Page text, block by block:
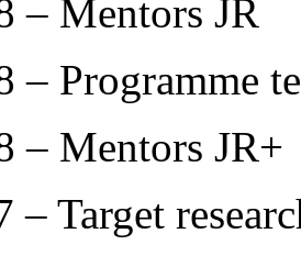
– Mentors JR
– Programme
– Mentors JR+
– Target